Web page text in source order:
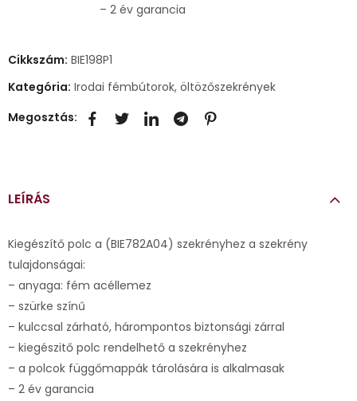
– 2 év garancia
Cikkszám: BIE198P1
Kategória: Irodai fémbútorok, öltözőszekrények
Megosztás:
LEÍRÁS
Kiegészítő polc a (BIE782A04) szekrényhez a szekrény
tulajdonságai:
– anyaga: fém acéllemez
– szürke színű
– kulccsal zárható, hárompontos biztonsági zárral
– kiegészitő polc rendelhető a szekrényhez
– a polcok függőmappák tárolására is alkalmasak
– 2 év garancia